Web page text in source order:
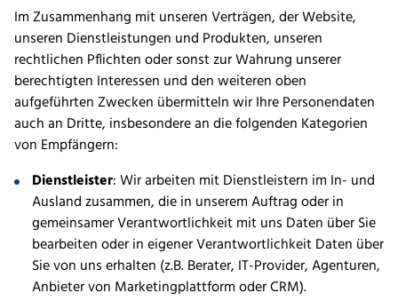
Im Zusammenhang mit unseren Verträgen, der Website,
unseren Dienstleistungen und Produkten, unseren
rechtlichen Pflichten oder sonst zur Wahrung unserer
berechtigten Interessen und den weiteren oben
aufgeführten Zwecken übermitteln wir Ihre Personendaten
auch an Dritte, insbesondere an die folgenden Kategorien
von Empfängern:
Dienstleister: Wir arbeiten mit Dienstleistern im In- und
Ausland zusammen, die in unserem Auftrag oder in
gemeinsamer Verantwortlichkeit mit uns Daten über Sie
bearbeiten oder in eigener Verantwortlichkeit Daten über
Sie von uns erhalten (z.B. Berater, IT-Provider, Agenturen,
Anbieter von Marketingplattform oder CRM).